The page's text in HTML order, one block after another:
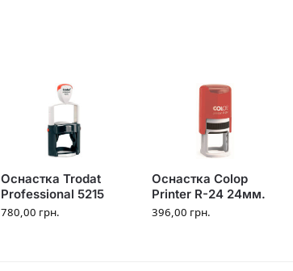
Оснастка Trodat
Professional 5215
780,00 грн.
Оснастка Colop
Printer R-24 24мм.
396,00 грн.